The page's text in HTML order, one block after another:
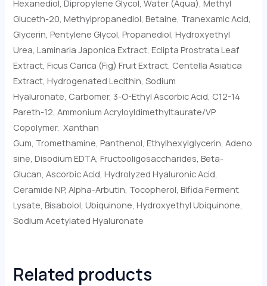
Hexanediol, Dipropylene Glycol, Water (Aqua), Methyl
Gluceth-20, Methylpropanediol, Betaine, Tranexamic Acid,
Glycerin, Pentylene Glycol, Propanediol, Hydroxyethyl
Urea, Laminaria Japonica Extract, Eclipta Prostrata Leaf
Extract, Ficus Carica (Fig) Fruit Extract, Centella Asiatica
Extract, Hydrogenated Lecithin, Sodium
Hyaluronate, Carbomer, 3-O-Ethyl Ascorbic Acid, C12-14
Pareth-12, Ammonium Acryloyldimethyltaurate/VP
Copolymer, Xanthan
Gum, Tromethamine, Panthenol, Ethylhexylglycerin, Adeno
sine, Disodium EDTA, Fructooligosaccharides, Beta-
Glucan, Ascorbic Acid, Hydrolyzed Hyaluronic Acid,
Ceramide NP, Alpha-Arbutin, Tocopherol, Bifida Ferment
Lysate, Bisabolol, Ubiquinone, Hydroxyethyl Ubiquinone,
Sodium Acetylated Hyaluronate
Related products